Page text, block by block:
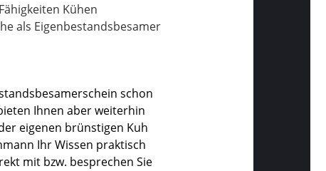
Kühen
als Eigenbestandsbesamer
schon
Ihnen aber weiterhin
eigenen brünstigen Kuh
Ihr Wissen praktisch
mit bzw. besprechen Sie